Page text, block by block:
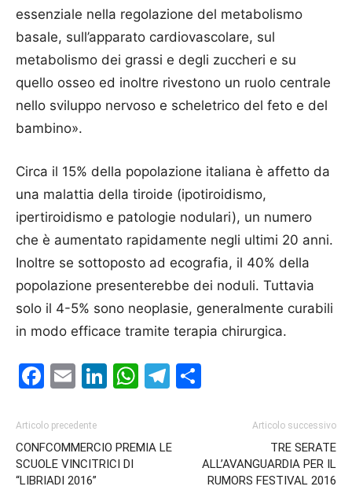
essenziale nella regolazione del metabolismo
basale, sull’apparato cardiovascolare, sul
metabolismo dei grassi e degli zuccheri e su
quello osseo ed inoltre rivestono un ruolo centrale
nello sviluppo nervoso e scheletrico del feto e del
bambino».
Circa il 15% della popolazione italiana è affetto da
una malattia della tiroide (ipotiroidismo,
ipertiroidismo e patologie nodulari), un numero
che è aumentato rapidamente negli ultimi 20 anni.
Inoltre se sottoposto ad ecografia, il 40% della
popolazione presenterebbe dei noduli. Tuttavia
solo il 4-5% sono neoplasie, generalmente curabili
in modo efficace tramite terapia chirurgica.
Facebook
EmailLinkedIn
WhatsApp
Telegram
Articolo precedente
CONFCOMMERCIO PREMIA LE
SCUOLE VINCITRICI DI
“LIBRIADI 2016”
Articolo successivo
TRE SERATE
ALL’AVANGUARDIA PER IL
RUMORS FESTIVAL 2016